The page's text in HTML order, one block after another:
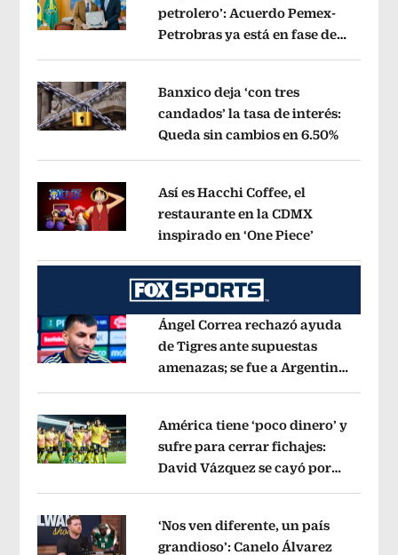
Opens in new window
petrolero’: Acuerdo Pemex-
Petrobras ya está en fase de
Opens in new window
Banxico deja ‘con tres
candados’ la tasa de interés:
Queda sin cambios en 6.50%Opens
Opens in new window
Así es Hacchi Coffee, el
restaurante en la CDMX
inspirado en ‘One Piece’
Opens in new window
Ángel Correa rechazó ayuda
de Tigres ante supuestas
amenazas; se fue a Argentina
Opens in new window
América tiene ‘poco dinero’ y
sufre para cerrar fichajes:
David Vázquez se cayó por
‘Nos ven diferente, un país
grandioso’: Canelo Álvarez